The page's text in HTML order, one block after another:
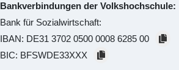
Bankverbindungen der Volkshochschule:
Bank für Sozialwirtschaft:
IBAN: DE31 3702 0500 0008 6285 00
BIC: BFSWDE33XXX